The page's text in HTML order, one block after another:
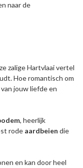
naar de
zalige Hartvlaai vertel
Hoe romantisch om
jouw liefde en
, heerlijk
rode aardbeien die
en kan door heel